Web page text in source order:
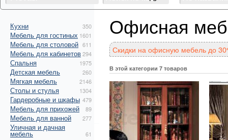
Кухни 350
Мебель для гостиных 1601
Мебель для столовой 611
Мебель для кабинетов294
Спальня 1975
Детская мебель 260
Мягкая мебель 2146
Столы и стулья 1304
Гардеробные и шкафы 479
Мебель для прихожей 89
Мебель для ванной 277
Уличная и дачная
мебель 61
Офисная
Скидки на офисную мебель до
В этой категории 7 товаров